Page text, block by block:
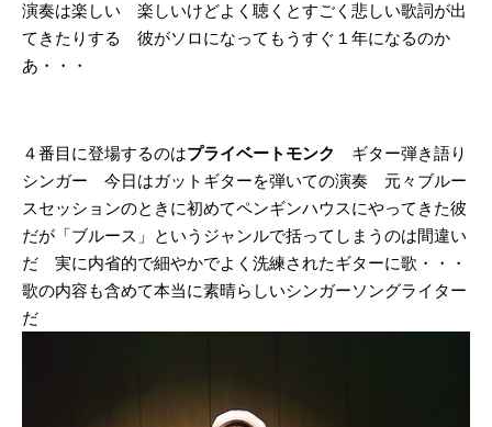
演奏は楽しい 楽しいけどよく聴くとすごく悲しい歌詞が出
てきたりする 彼がソロになってもうすぐ１年になるのか
あ・・・
４番目に登場するのはプライベートモンク ギター弾き語り
シンガー 今日はガットギターを弾いての演奏 元々ブルー
スセッションのときに初めてペンギンハウスにやってきた彼
だが「ブルース」というジャンルで括ってしまうのは間違い
だ 実に内省的で細やかでよく洗練されたギターに歌・・・
歌の内容も含めて本当に素晴らしいシンガーソングライター
だ